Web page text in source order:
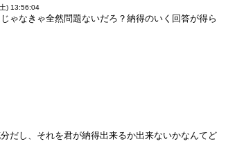
) 13:56:04
ゃなきゃ全然問題ないだろ？納得のいく回答が得ら
だし、それを君が納得出来るか出来ないかなんてど